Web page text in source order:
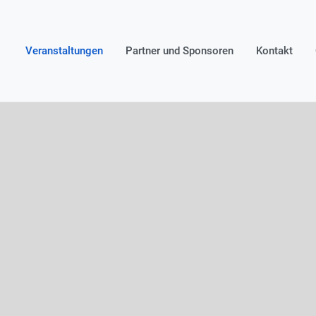
Veranstaltungen Partner und Sponsoren Kontakt